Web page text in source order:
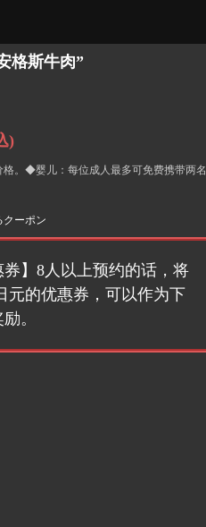
格斯牛肉”
)
格。◆婴儿：每位成人最多可免费携带两名
クーポン
券】8人以上预约的话，将
元的优惠券，可以作为下
。